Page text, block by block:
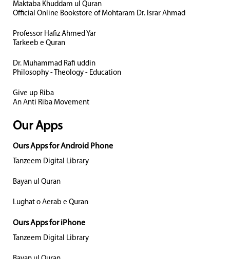
Maktaba Khuddam ul Quran
Official Online Bookstore of Mohtaram Dr. Israr Ahmad
Professor Hafiz Ahmed Yar
Tarkeeb e Quran
Dr. Muhammad Rafi uddin
Philosophy - Theology - Education
Give up Riba
An Anti Riba Movement
Our Apps
Ours Apps for Android Phone
Tanzeem Digital Library
Bayan ul Quran
Lughat o Aerab e Quran
Ours Apps for iPhone
Tanzeem Digital Library